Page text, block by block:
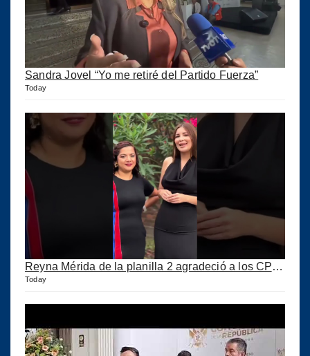
Sandra Jovel “Yo me retiré del Partido Fuerza”
Today
Reyna Mérida de la planilla 2 agradeció a los CPA por su confianza
Today